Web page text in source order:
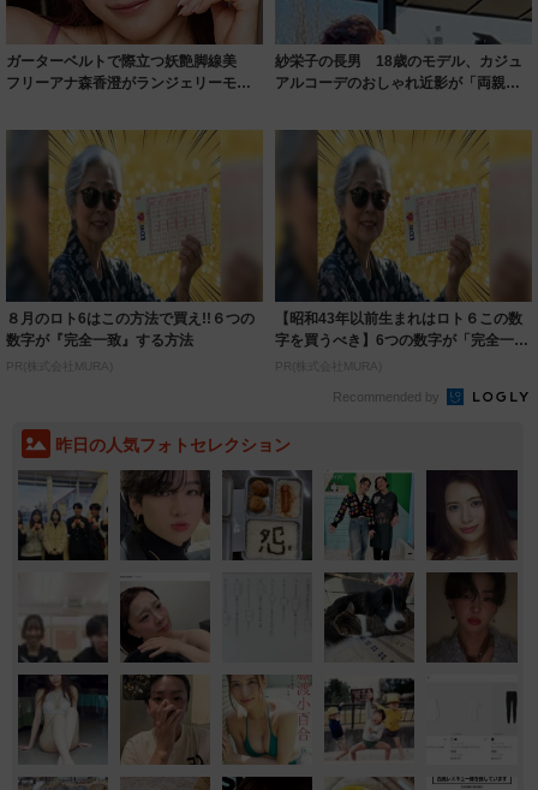
ガーターベルトで際立つ妖艶脚線美
フリーアナ森香澄がランジェリーモデ
紗栄子の長男 18歳のモデル、カジュ
アルコーデのおしゃれ近影が「両親の
８月のロト6はこの方法で買え!!６つの
数字が『完全一致』する方法
PR(株式会社MURA)
【昭和43年以前生まれはロト６この数
字を買うべき】6つの数字が「完全一
致」する方...
PR(株式会社MURA)
Recommended by
昨日の人気フォトセレクション